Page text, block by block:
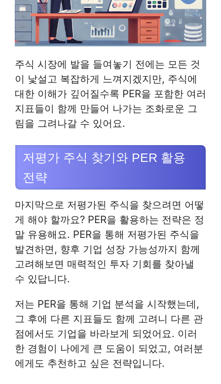
주식 시장에 발을 들여놓기 전에는 모든 것
이 낯설고 복잡하게 느껴지겠지만, 주식에
대한 이해가 깊어질수록 PER을 포함한 여러
지표들이 함께 만들어 나가는 조화로운 그
림을 그려나갈 수 있어요.
저평가 주식 찾기와 PER 활용
전략
마지막으로 저평가된 주식을 찾으려면 어떻
게 해야 할까요? PER을 활용하는 전략은 정
말 유용해요. PER을 통해 저평가된 주식을
발견하면, 향후 기업 성장 가능성까지 함께
고려해보면 매력적인 투자 기회를 찾아낼
수 있답니다.
저는 PER을 통해 기업 분석을 시작했는데,
그 후에 다른 지표들도 함께 고려니 다른 관
점에서도 기업을 바라보게 되었어요. 이러
한 경험이 나에게 큰 도움이 되었고, 여러분
에게도 추천하고 싶은 전략입니다.